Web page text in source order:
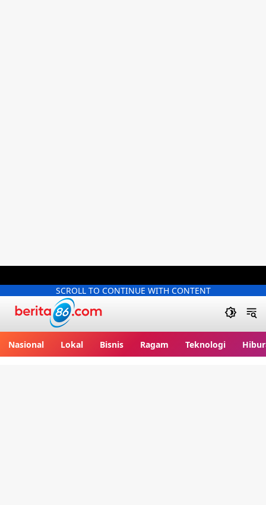
SCROLL TO CONTINUE WITH CONTENT
Nasional Lokal Bisnis Ragam Teknologi